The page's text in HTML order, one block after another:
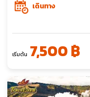
เดินทาง
เริ่มต้น 7,500 ฿